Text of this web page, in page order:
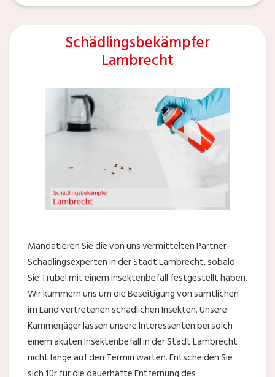
Schädlingsbekämpfer
Lambrecht
Mandatieren Sie die von uns vermittelten Partner-
Schädlingsexperten in der Stadt Lambrecht, sobald
Sie Trubel mit einem Insektenbefall festgestellt haben.
Wir kümmern uns um die Beseitigung von sämtlichen
im Land vertretenen schädlichen Insekten. Unsere
Kammerjäger lassen unsere Interessenten bei solch
einem akuten Insektenbefall in der Stadt Lambrecht
nicht lange auf den Termin warten. Entscheiden Sie
sich für für die dauerhafte Entfernung des